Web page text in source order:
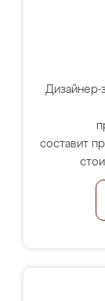
Дизайнер-
составит